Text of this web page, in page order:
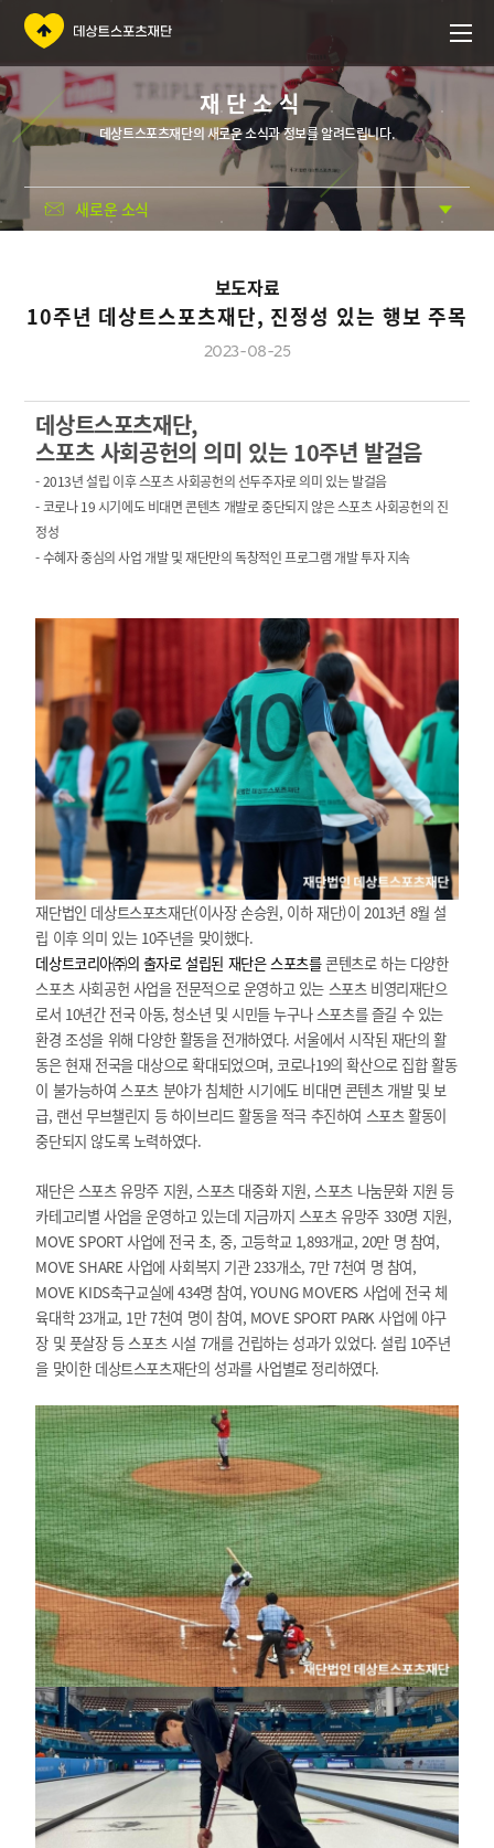
재단소식
데상트스포츠재단의 새로운 소식과 정보를 알려드립니다.
새로운 소식
보도자료
10주년 데상트스포츠재단, 진정성 있는 행보 주목
2023-08-25
데상트스포츠재단,
스포츠 사회공헌의 의미 있는 10주년 발걸음
- 2013년 설립 이후 스포츠 사회공헌의 선두주자로 의미 있는 발걸음
-코로나 19 시기에도 비대면 콘텐츠 개발로 중단되지 않은 스포츠 사회공헌의 진
정성
-수혜자 중심의 사업 개발 및 재단만의 독창적인 프로그램 개발 투자 지속
재단법인 데상트스포츠재단(이사장 손승원, 이하 재단)이 2013년 8월 설
립 이후 의미 있는 10주년을 맞이했다.
데상트코리아㈜의 출자로 설립된 재단은 스포츠를콘텐츠로 하는 다양한
스포츠 사회공헌 사업을 전문적으로 운영하고 있는 스포츠 비영리재단으
로서 10년간 전국 아동, 청소년 및 시민들 누구나 스포츠를 즐길 수 있는
환경 조성을 위해 다양한 활동을 전개하였다. 서울에서 시작된 재단의 활
동은 현재 전국을 대상으로 확대되었으며, 코로나19의 확산으로 집합 활동
이 불가능하여 스포츠 분야가 침체한 시기에도 비대면 콘텐츠 개발 및 보
급, 랜선 무브챌린지 등 하이브리드 활동을 적극 추진하여 스포츠 활동이
중단되지 않도록 노력하였다.
재단은 스포츠 유망주 지원, 스포츠 대중화 지원, 스포츠 나눔문화 지원 등
카테고리별 사업을 운영하고 있는데 지금까지 스포츠 유망주 330명 지원,
MOVE SPORT 사업에 전국 초, 중, 고등학교 1,893개교, 20만 명 참여,
MOVE SHARE 사업에 사회복지 기관 233개소, 7만 7천여 명 참여,
MOVE KIDS축구교실에 434명 참여, YOUNG MOVERS 사업에 전국 체
육대학 23개교, 1만 7천여 명이 참여, MOVE SPORT PARK 사업에 야구
장 및 풋살장 등 스포츠 시설 7개를 건립하는 성과가 있었다. 설립 10주년
을 맞이한 데상트스포츠재단의 성과를 사업별로 정리하였다.